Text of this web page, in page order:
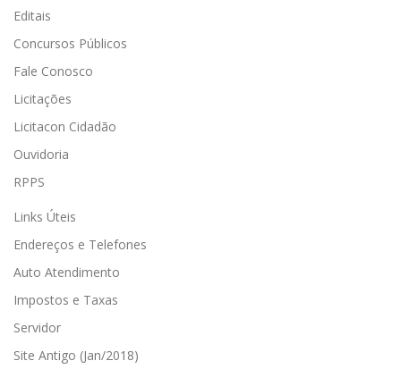
Editais
Concursos Públicos
Fale Conosco
Licitações
Licitacon Cidadão
Ouvidoria
RPPS
Links Úteis
Endereços e Telefones
Auto Atendimento
Impostos e Taxas
Servidor
Site Antigo (Jan/2018)